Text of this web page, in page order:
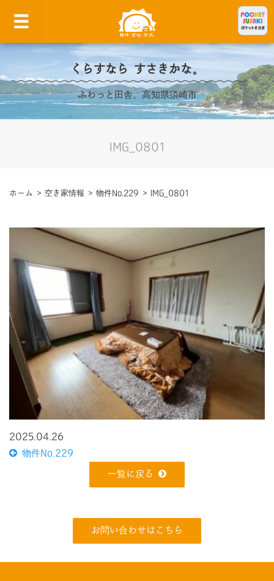
くらすなら すさきかな。
ふわっと田舎。高知県須崎市
IMG_0801
ホーム > 空き家情報 > 物件No.229 > IMG_0801
2025.04.26
物件No.229
一覧に戻る
お問い合わせはこちら